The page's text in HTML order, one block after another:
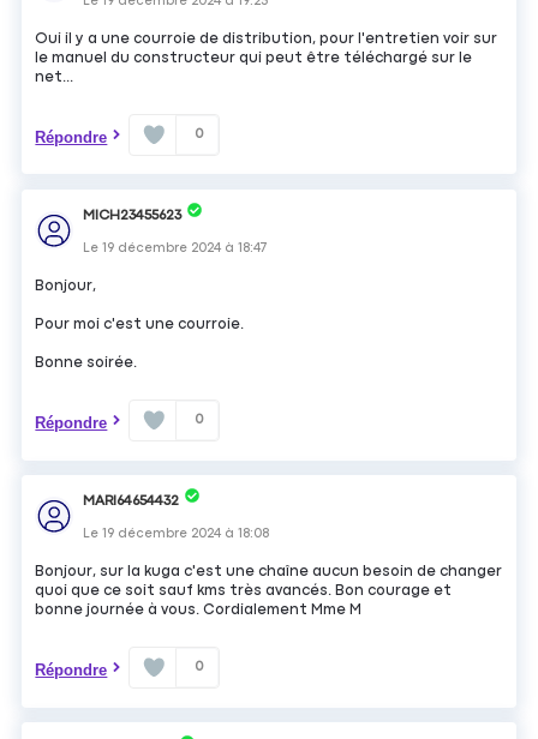
Oui il y a une courroie de distribution, pour l'entretien voir sur
le manuel du constructeur qui peut être téléchargé sur le
net...
Répondre 0
MICH23455623
Le19 décembre 2024 à18:47
Bonjour,
Pour moi c'est une courroie.
Bonne soirée.
Répondre 0
MARI64654432
Le19 décembre 2024 à18:08
Bonjour, sur la kuga c'est une chaîne aucun besoin de changer
quoi que ce soit sauf kms très avancés. Bon courage et
bonne journée à vous. Cordialement Mme M
Répondre 0